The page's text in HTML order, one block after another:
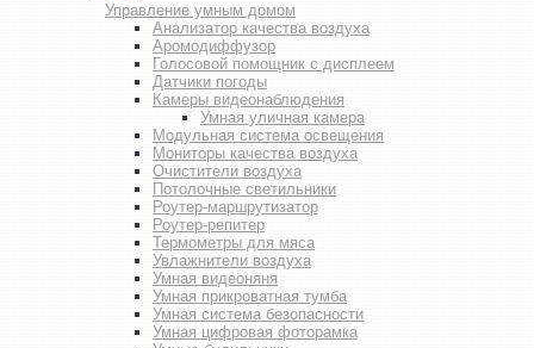
Управление умным домом
Анализатор качества воздуха
Аромодиффузор
Голосовой помощник с дисплеем
Датчики погоды
Камеры видеонаблюдения
Умная уличная камера
Модульная система освещения
Мониторы качества воздуха
Очистители воздуха
Потолочные светильники
Роутер-маршрутизатор
Роутер-репитер
Термометры для мяса
Увлажнители воздуха
Умная видеоняня
Умная прикроватная тумба
Умная система безопасности
Умная цифровая фоторамка